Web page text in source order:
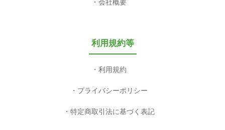
会社概要
利用規約等
利用規約
プライバシーポリシー
特定商取引法に基づく表記